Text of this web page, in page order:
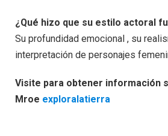
¿Qué hizo que su estilo actoral
Su profundidad emocional , su
interpretación de personajes
Visite para obtener información
Mroe exploralatierra